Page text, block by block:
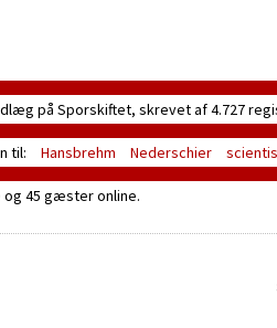
på Sporskiftet, skrevet af 4.727
til: Hansbrehm Nederschier
og 45 gæsteronline.